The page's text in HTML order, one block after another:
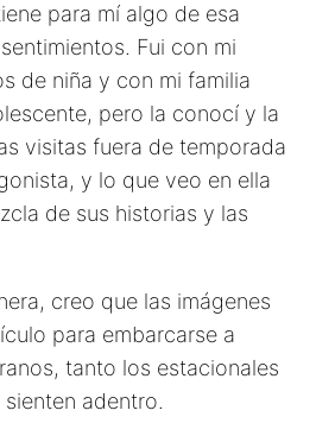
para mí algo de esa
Fui con mi
de niña y con mi familia
pero la conocí y la
visitas fuera de temporada
y lo que veo en ella
de sus historias y las
creo que las imágenes
para embarcarse a
tanto los estacionales
adentro.